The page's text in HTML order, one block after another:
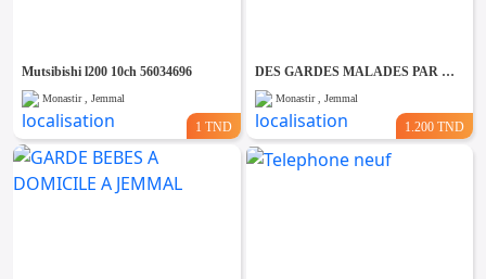
Mutsibishi l200 10ch 56034696
Monastir , Jemmal
1 TND
DES GARDES MALADES PAR MOIS A JEMMMAL
Monastir , Jemmal
1.200 TND